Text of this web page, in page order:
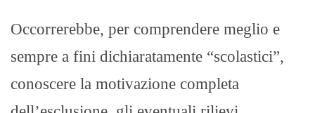
Occorrerebbe, per comprendere meglio e
sempre a fini dichiaratamente “scolastici”,
conoscere la motivazione completa